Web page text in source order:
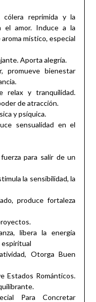
reprimida y la
el amor. Induce a la
místico, especial
Aporta alegría.
promueve bienestar
relax y tranquilidad.
de atracción.
y psíquica.
sensualidad en el
para salir de un
la sensibilidad, la
produce fortaleza
libera la energía
espiritual
Otorga Buen
Estados Románticos.
Para Concretar